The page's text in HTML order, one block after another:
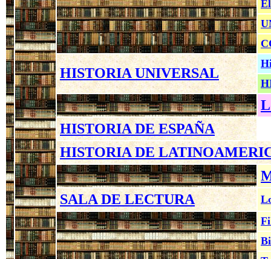
HISTORIA UNIVERSAL
HISTORIA DE ESPAÑA
HISTORIA DE
SALA DE LECTURA